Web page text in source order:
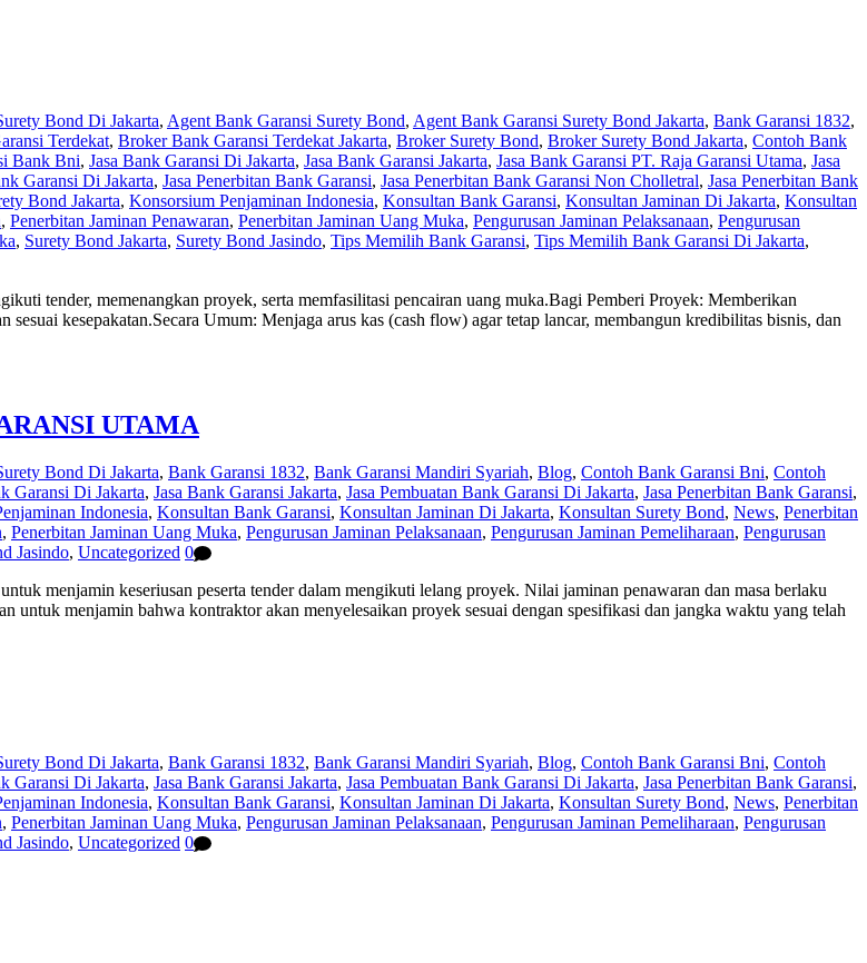
Bond Di Jakarta, Agent Bank Garansi Surety Bond, Agent Bank Garansi Surety Bond Jakarta, Bank Garansi 1832,
Terdekat, Broker Bank Garansi Terdekat Jakarta, Broker Surety Bond, Broker Surety Bond Jakarta, Contoh Bank
Bank Bni, Jasa Bank Garansi Di Jakarta, Jasa Bank Garansi Jakarta, Jasa Bank Garansi PT. Raja Garansi Utama, Jasa
Garansi Di Jakarta, Jasa Penerbitan Bank Garansi, Jasa Penerbitan Bank Garansi Non Cholletral, Jasa Penerbitan Bank
Bond Jakarta, Konsorsium Penjaminan Indonesia, Konsultan Bank Garansi, Konsultan Jaminan Di Jakarta, Konsultan
, Penerbitan Jaminan Penawaran, Penerbitan Jaminan Uang Muka, Pengurusan Jaminan Pelaksanaan, Pengurusan
, Surety Bond Jakarta, Surety Bond Jasindo, Tips Memilih Bank Garansi, Tips Memilih Bank Garansi Di Jakarta,
tender, memenangkan proyek, serta memfasilitasi pencairan uang muka.Bagi Pemberi Proyek: Memberikan
kesepakatan.Secara Umum: Menjaga arus kas (cash flow) agar tetap lancar, membangun kredibilitas bisnis, dan
UTAMA
Bond Di Jakarta, Bank Garansi 1832, Bank Garansi Mandiri Syariah, Blog, Contoh Bank Garansi Bni, Contoh
Garansi Di Jakarta, Jasa Bank Garansi Jakarta, Jasa Pembuatan Bank Garansi Di Jakarta, Jasa Penerbitan Bank Garansi,
Indonesia, Konsultan Bank Garansi, Konsultan Jaminan Di Jakarta, Konsultan Surety Bond, News, Penerbitan
, Penerbitan Jaminan Uang Muka, Pengurusan Jaminan Pelaksanaan, Pengurusan Jaminan Pemeliharaan, Pengurusan
Jasindo, Uncategorized 0
menjamin keseriusan peserta tender dalam mengikuti lelang proyek. Nilai jaminan penawaran dan masa berlaku
untuk menjamin bahwa kontraktor akan menyelesaikan proyek sesuai dengan spesifikasi dan jangka waktu yang telah
Bond Di Jakarta, Bank Garansi 1832, Bank Garansi Mandiri Syariah, Blog, Contoh Bank Garansi Bni, Contoh
Garansi Di Jakarta, Jasa Bank Garansi Jakarta, Jasa Pembuatan Bank Garansi Di Jakarta, Jasa Penerbitan Bank Garansi,
Indonesia, Konsultan Bank Garansi, Konsultan Jaminan Di Jakarta, Konsultan Surety Bond, News, Penerbitan
, Penerbitan Jaminan Uang Muka, Pengurusan Jaminan Pelaksanaan, Pengurusan Jaminan Pemeliharaan, Pengurusan
Jasindo, Uncategorized 0